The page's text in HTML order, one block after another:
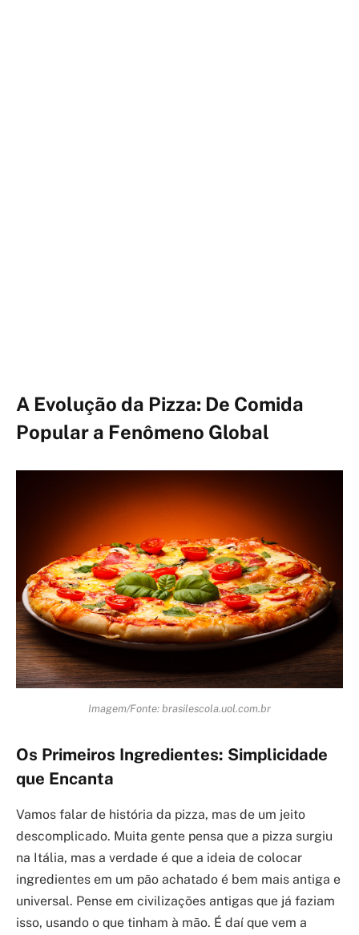
A Evolução da Pizza: De Comida
Popular a Fenômeno Global
Imagem/Fonte: brasilescola.uol.com.br
Os Primeiros Ingredientes: Simplicidade
que Encanta
Vamos falar de história da pizza, mas de um jeito
descomplicado. Muita gente pensa que a pizza surgiu
na Itália, mas a verdade é que a ideia de colocar
ingredientes em um pão achatado é bem mais antiga e
universal. Pense em civilizações antigas que já faziam
isso, usando o que tinham à mão. É daí que vem a